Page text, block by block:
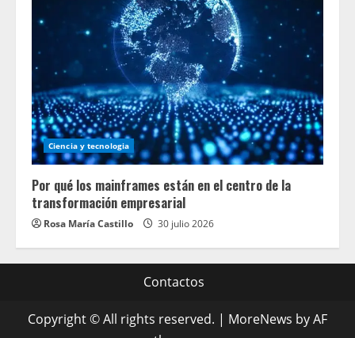
Ciencia y tecnologia
Por qué los mainframes están en el centro de la
transformación empresarial
Rosa María Castillo 30 julio 2026
Contactos
Copyright © All rights reserved. | MoreNews by AF